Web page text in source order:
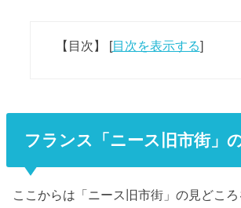
【目次】 [目次を表示する]
フランス「ニース旧市街」
ここからは「ニース旧市街」の見どこ